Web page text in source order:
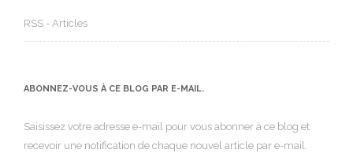
RSS - Articles
ABONNEZ-VOUS À CE BLOG PAR E-MAIL.
Saisissez votre adresse e-mail pour vous abonner à ce blog et
recevoir une notification de chaque nouvel article par e-mail.